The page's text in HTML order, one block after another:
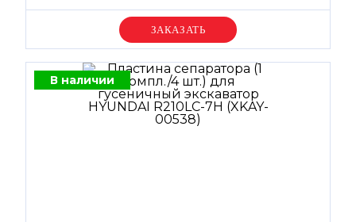
Уточняйте цену
В наличии